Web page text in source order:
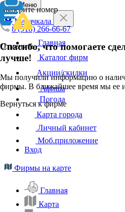
Выберите номер
8 (918) 266-66-67
Отменить
Спасибо, что помогаете
лучше!
Мы получили информацию о
фирмы. В ближайшее время мы ее
Вернуться к фирме
Меню
Махачкала
Главная
Каталог фирм
Акции/скидки
Афиша
Погода
Карта города
Личный кабинет
Моб.приложение
Вход
Фирмы на карте
Главная
Карта